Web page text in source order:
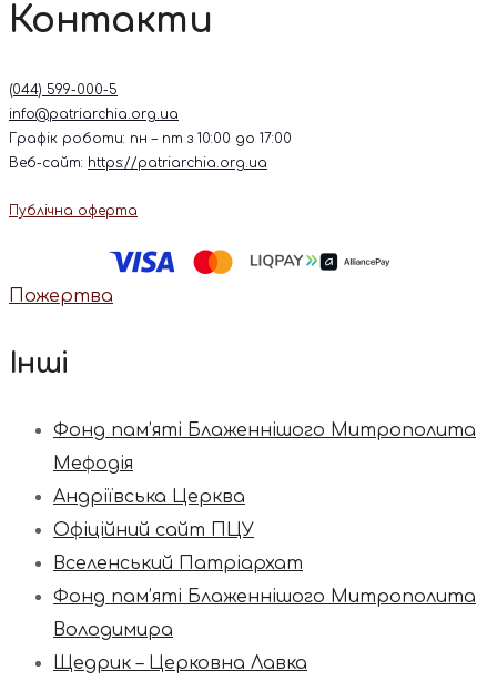
Контакти
(044) 599-000-5
info@patriarchia.org.ua
Графік роботи: пн – пт з 10:00 до 17:00
Веб-сайт: https://patriarchia.org.ua
Публічна оферта
Пожертва
Інші
Фонд пам’яті Блаженнішого Митрополита
Мефодія
Андріївська Церква
Офіційний сайт ПЦУ
Вселенський Патріархат
Фонд пам’яті Блаженнішого Митрополита
Володимира
Щедрик – Церковна Лавка